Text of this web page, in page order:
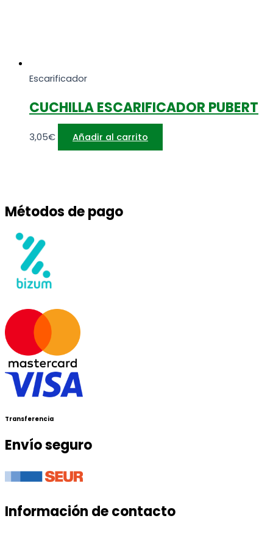
Escarificador
CUCHILLA ESCARIFICADOR PUBERT
3,05€ Añadir al carrito
Métodos de pago
Transferencia
Envío seguro
Información de contacto